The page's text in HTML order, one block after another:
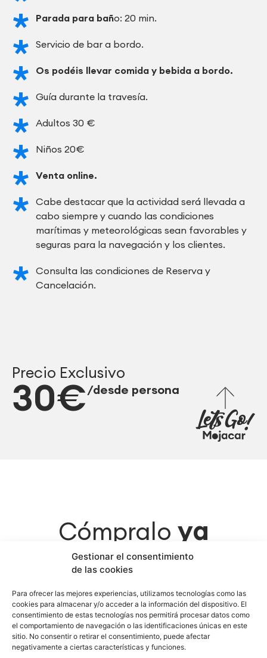
Gestionar el consentimiento
de las cookies
Para ofrecer las mejores experiencias, utilizamos tecnologías como las
cookies para almacenar y/o acceder a la información del dispositivo. El
consentimiento de estas tecnologías nos permitirá procesar datos como
el comportamiento de navegación o las identificaciones únicas en este
sitio. No consentir o retirar el consentimiento, puede afectar
negativamente a ciertas características y funciones.
Parada para baño: 20 min.
Servicio de bar a bordo.
Os podéis llevar comida y bebida a bordo.
Guía durante la travesía.
Adultos 30 €
Niños 20€
Venta online.
Cabe destacar que la actividad será llevada a
cabo siempre y cuando las condiciones
marítimas y meteorológicas sean favorables y
seguras para la navegación y los clientes.
Consulta las condiciones de Reserva y
Cancelación.
Precio Exclusivo
30€/desde persona
Cómpralo ya
almejor
precio